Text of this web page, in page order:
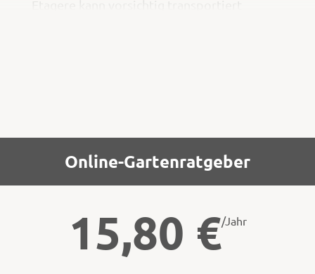
Online-Gartenratgeber
15,80 €/Jahr